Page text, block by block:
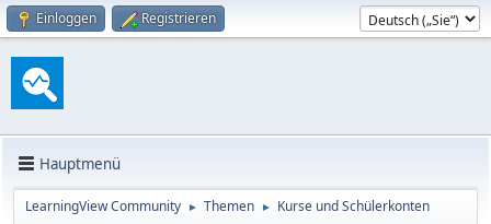
Einloggen Registrieren
Hauptmenü
LearningView Community ► Themen ► Kurse und Schülerkonten